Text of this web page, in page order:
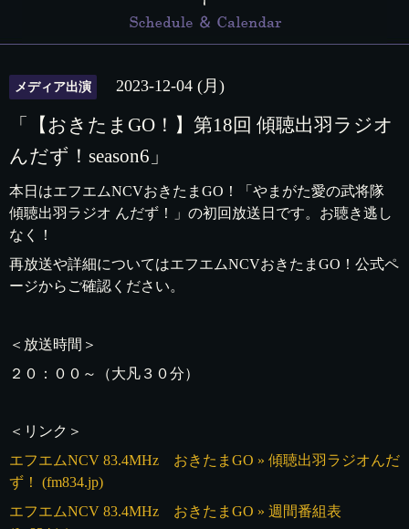
メディア出演 2023-12-04 (月)
「【おきたまGO！】第18回 傾聴出羽ラジオ
んだず！season6」
本日はエフエムNCVおきたまGO！「やまがた愛の武将隊
傾聴出羽ラジオ んだず！」の初回放送日です。お聴き逃し
なく！
再放送や詳細についてはエフエムNCVおきたまGO！公式ペ
ージからご確認ください。
＜放送時間＞
２０：００～（大凡３０分）
＜リンク＞
エフエムNCV 83.4MHz おきたまGO » 傾聴出羽ラジオんだ
ず！ (fm834.jp)
エフエムNCV 83.4MHz おきたまGO » 週間番組表